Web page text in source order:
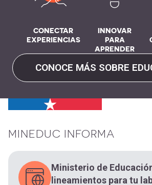
CONECTAR
EXPERIENCIAS
INNOVAR
PARA
APRENDER
CONOCE MÁS SOBRE
MINEDUC INFORMA
Ministerio de
lineamientos para tu